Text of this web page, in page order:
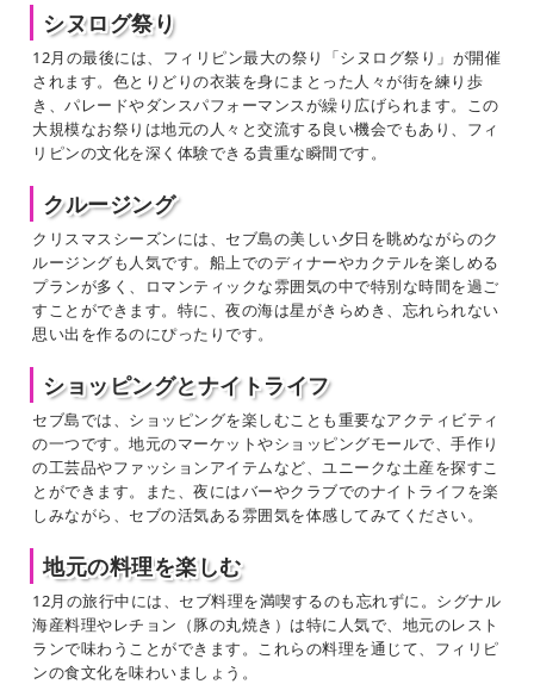
シヌログ祭り
12月の最後には、フィリピン最大の祭り「シヌログ祭り」が開催
されます。色とりどりの衣装を身にまとった人々が街を練り歩
き、パレードやダンスパフォーマンスが繰り広げられます。この
大規模なお祭りは地元の人々と交流する良い機会でもあり、フィ
リピンの文化を深く体験できる貴重な瞬間です。
クルージング
クリスマスシーズンには、セブ島の美しい夕日を眺めながらのク
ルージングも人気です。船上でのディナーやカクテルを楽しめる
プランが多く、ロマンティックな雰囲気の中で特別な時間を過ご
すことができます。特に、夜の海は星がきらめき、忘れられない
思い出を作るのにぴったりです。
ショッピングとナイトライフ
セブ島では、ショッピングを楽しむことも重要なアクティビティ
の一つです。地元のマーケットやショッピングモールで、手作り
の工芸品やファッションアイテムなど、ユニークな土産を探すこ
とができます。また、夜にはバーやクラブでのナイトライフを楽
しみながら、セブの活気ある雰囲気を体感してみてください。
地元の料理を楽しむ
12月の旅行中には、セブ料理を満喫するのも忘れずに。シグナル
海産料理やレチョン（豚の丸焼き）は特に人気で、地元のレスト
ランで味わうことができます。これらの料理を通じて、フィリピ
ンの食文化を味わいましょう。